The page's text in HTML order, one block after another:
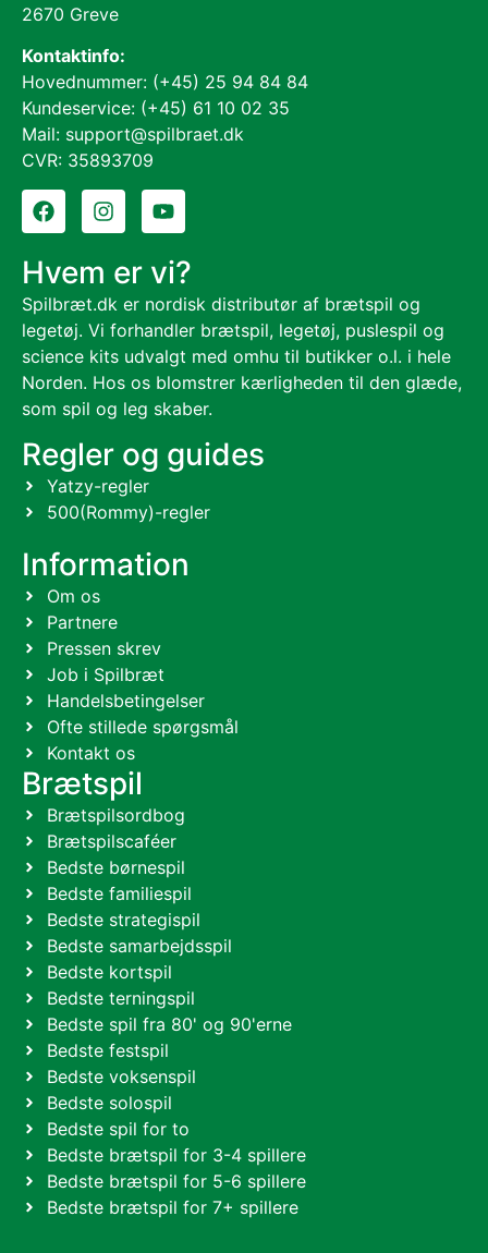
2670 Greve
Kontaktinfo:
Hovednummer: (+45) 25 94 84 84
Kundeservice: (+45) 61 10 02 35
Mail: support@spilbraet.dk
CVR: 35893709
Hvem er vi?
Spilbræt.dk er nordisk distributør af brætspil og
legetøj. Vi forhandler brætspil, legetøj, puslespil og
science kits udvalgt med omhu til butikker o.l. i hele
Norden. Hos os blomstrer kærligheden til den glæde,
som spil og leg skaber.
Regler og guides
Yatzy-regler
500(Rommy)-regler
Information
Om os
Partnere
Pressen skrev
Job i Spilbræt
Handelsbetingelser
Ofte stillede spørgsmål
Kontakt os
Brætspil
Brætspilsordbog
Brætspilscaféer
Bedste børnespil
Bedste familiespil
Bedste strategispil
Bedste samarbejdsspil
Bedste kortspil
Bedste terningspil
Bedste spil fra 80' og 90'erne
Bedste festspil
Bedste voksenspil
Bedste solospil
Bedste spil for to
Bedste brætspil for 3-4 spillere
Bedste brætspil for 5-6 spillere
Bedste brætspil for 7+ spillere